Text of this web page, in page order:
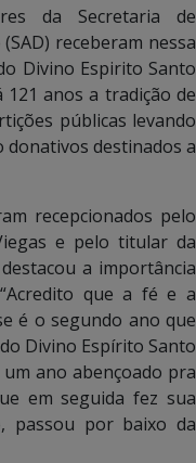
da Secretaria de
receberam nessa
Divino Espirito Santo
121 anos a tradição de
públicas levando
donativos destinados a
recepcionados pelo
e pelo titular da
a importância
que a fé e a
é o segundo ano que
Divino Espírito Santo
ano abençoado pra
em seguida fez sua
passou por baixo da